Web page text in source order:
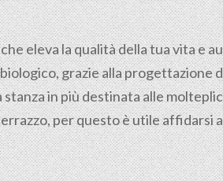
eleva la qualità della tua vita e
grazie alla progettazione
stanza in più destinata alle
per questo è utile affidarsi